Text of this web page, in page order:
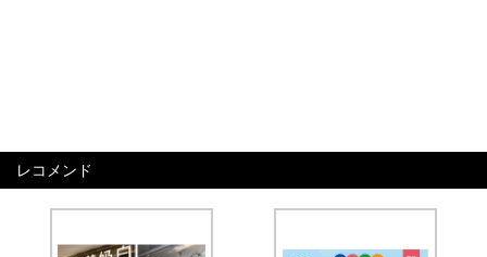
レコメンド